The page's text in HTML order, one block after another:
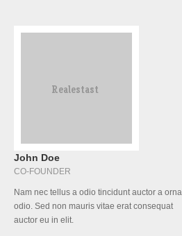
John Doe
CO-FOUNDER
Nam nec tellus a odio tincidunt auctor a
odio. Sed non mauris vitae erat consequat
auctor eu in elit.